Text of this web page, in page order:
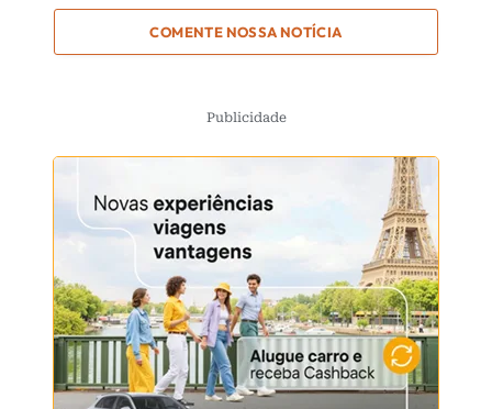
COMENTE NOSSA NOTÍCIA
Publicidade